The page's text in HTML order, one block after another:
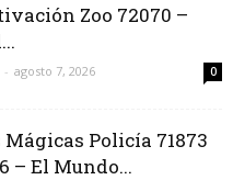
Zoo 72070 –
- agosto 7, 2026 0
Policía 71873
– El Mundo...